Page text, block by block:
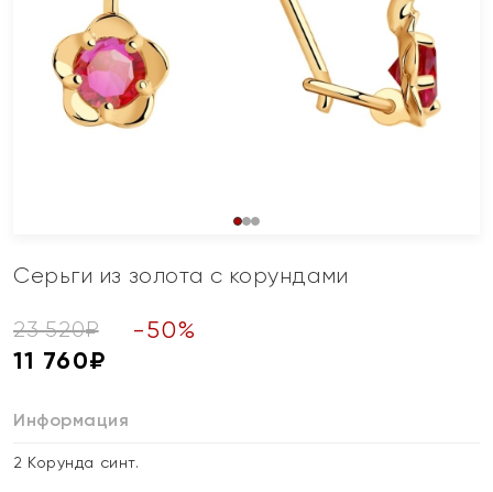
Серьги из золота с корундами
23 520₽ -50%
11 760₽
Информация
2 Корунда синт.